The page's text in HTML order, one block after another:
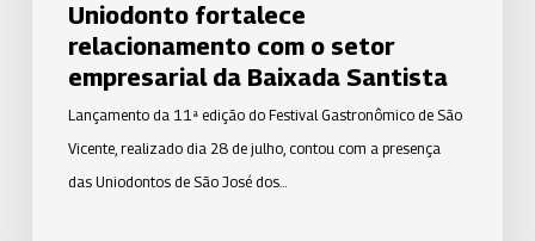
Uniodonto fortalece
relacionamento com o setor
empresarial da Baixada Santista
Lançamento da 11ª edição do Festival Gastronômico de São
Vicente, realizado dia 28 de julho, contou com a presença
das Uniodontos de São José dos…